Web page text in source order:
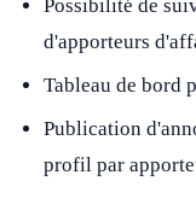
Possibilité de
d'apporteurs
Tableau de bord
Publication
profil par